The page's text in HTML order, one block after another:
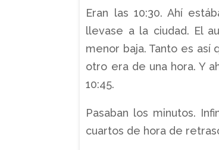
Eran las 10:30. Ahí
llevase a la ciudad. El
menor baja. Tanto es
otro era de una hora. Y
10:45.
Pasaban los minutos.
cuartos de hora de